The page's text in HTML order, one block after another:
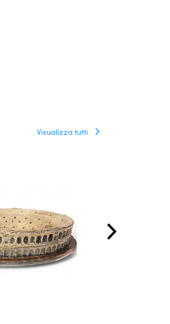
Visualizza tutti